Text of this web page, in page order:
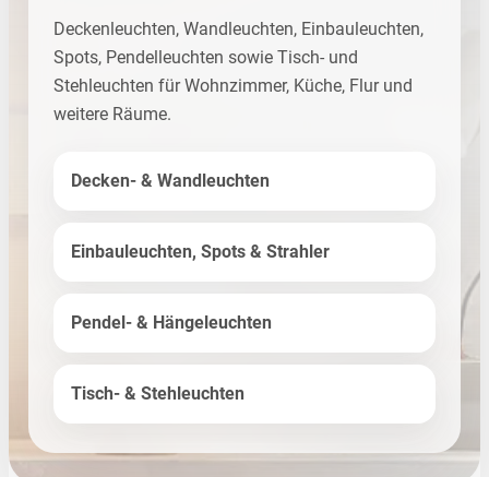
Deckenleuchten, Wandleuchten, Einbauleuchten,
Spots, Pendelleuchten sowie Tisch- und
Stehleuchten für Wohnzimmer, Küche, Flur und
weitere Räume.
Decken- & Wandleuchten
Einbauleuchten, Spots & Strahler
Pendel- & Hängeleuchten
Tisch- & Stehleuchten